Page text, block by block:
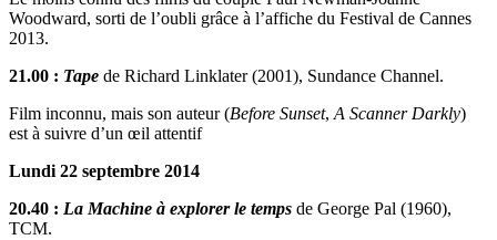
Woodward, sorti de l’oubli grâce à l’affiche du Festival de Cannes
2013.
21.00 : Tape de Richard Linklater (2001), Sundance Channel.
Film inconnu, mais son auteur (Before Sunset, A Scanner Darkly)
est à suivre d’un œil attentif
Lundi 22 septembre 2014
20.40 : La Machine à explorer le temps de George Pal (1960),
TCM.